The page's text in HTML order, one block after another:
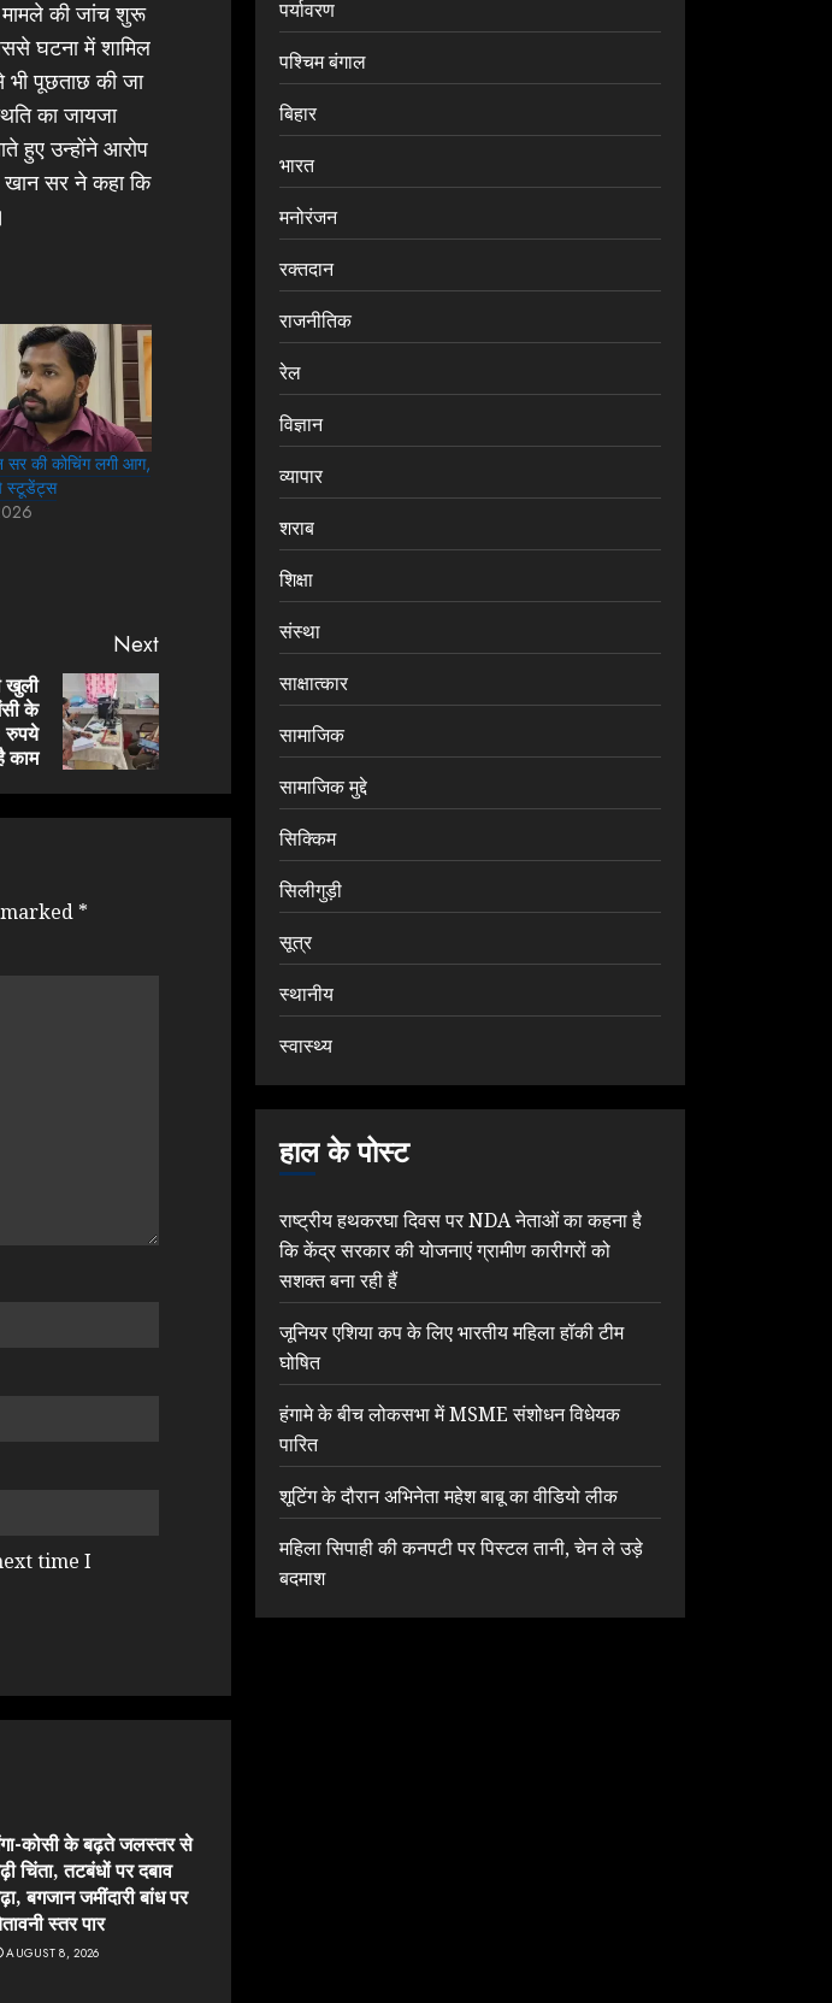
की जांच शुरू
घटना में शामिल
भी पूछताछ की जा
का जायजा
हुए उन्होंने आरोप
सर ने कहा कि
सर की कोचिंग लगी आग,
स्टूडेंट्स
Next
खुली
के
रुपये
काम
*
time I
कोसी के बढ़ते जलस्तर से
चिंता, तटबंधों पर दबाव
बगजान जमींदारी बांध पर
स्तर पार
AUGUST 8, 2026
पर्यावरण
पश्चिम बंगाल
बिहार
भारत
मनोरंजन
रक्तदान
राजनीतिक
रेल
विज्ञान
व्यापार
शराब
शिक्षा
संस्था
साक्षात्कार
सामाजिक
सामाजिक मुद्दे
सिक्किम
सिलीगुड़ी
सूत्र
स्थानीय
स्वास्थ्य
हाल के पोस्ट
राष्ट्रीय हथकरघा दिवस पर NDA नेताओं का कहना है
कि केंद्र सरकार की योजनाएं ग्रामीण कारीगरों को
सशक्त बना रही हैं
जूनियर एशिया कप के लिए भारतीय महिला हॉकी टीम
घोषित
हंगामे के बीच लोकसभा में MSME संशोधन विधेयक
पारित
शूटिंग के दौरान अभिनेता महेश बाबू का वीडियो लीक
महिला सिपाही की कनपटी पर पिस्टल तानी, चेन ले उड़े
बदमाश